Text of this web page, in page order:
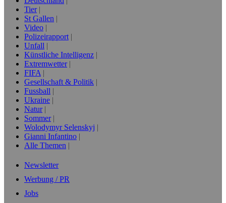
Tier
St Gallen
Video
Polizeirapport
Unfall
Künstliche Intelligenz
Extremwetter
FIFA
Gesellschaft & Politik
Fussball
Ukraine
Natur
Sommer
Wolodymyr Selenskyj
Gianni Infantino
Alle Themen
Newsletter
Werbung / PR
Jobs